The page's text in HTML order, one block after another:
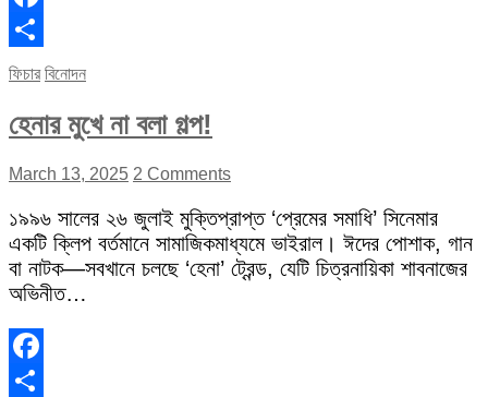
Facebook
Share
ফিচার বিনোদন
হেনার মুখে না বলা গল্প!
March 13, 2025 2 Comments
১৯৯৬ সালের ২৬ জুলাই মুক্তিপ্রাপ্ত ‘প্রেমের সমাধি’ সিনেমার
একটি ক্লিপ বর্তমানে সামাজিকমাধ্যমে ভাইরাল। ঈদের পোশাক, গান
বা নাটক—সবখানে চলছে ‘হেনা’ ট্রেন্ড, যেটি চিত্রনায়িকা শাবনাজের
অভিনীত…
Facebook